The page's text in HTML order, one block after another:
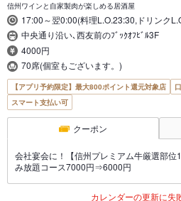
信州ワインと自家製肉が楽しめる居酒屋
17:00～翌0:00(料理L.O.23:30,ドリンク
中央通り沿い､西友前のﾌﾞｯｸｵﾌﾋﾞﾙ3F
4000円
70席(個室もございます。)
【アプリ予約限定】最大800ポイント還元対象店
スマート支払い可
クーポン
会社宴会に！【信州プレミアム牛厳選部
み放題コース7000円⇒6000円
カレンダーの更新に失